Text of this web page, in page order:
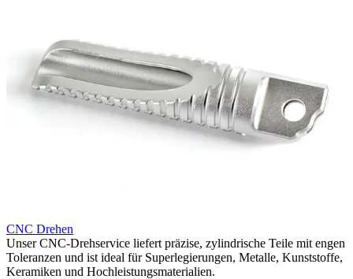
CNC Drehen
Unser CNC-Drehservice liefert präzise, zylindrische Teile mit engen
Toleranzen und ist ideal für Superlegierungen, Metalle, Kunststoffe,
Keramiken und Hochleistungsmaterialien.